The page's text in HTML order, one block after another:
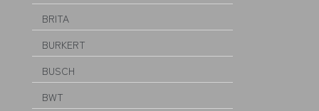
BRITA
BURKERT
BUSCH
BWT